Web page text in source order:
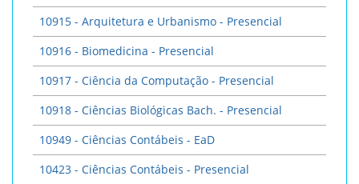
10915 - Arquitetura e Urbanismo - Presencial
10916 - Biomedicina - Presencial
10917 - Ciência da Computação - Presencial
10918 - Ciências Biológicas Bach. - Presencial
10949 - Ciências Contábeis - EaD
10423 - Ciências Contábeis - Presencial